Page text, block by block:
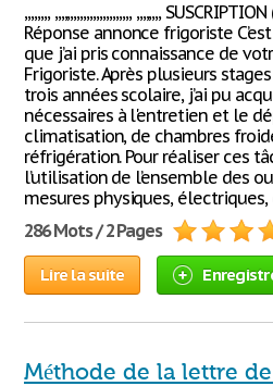
,,,,,,,, ,,,,,,,,,,,,,,,,,,,,,,,, ,,,,,,,,
Réponse annonce frigoriste
que j’ai pris connaissance de
Frigoriste. Après plusieurs
trois années scolaire, j’ai pu
nécessaires à l'entretien et le
climatisation, de chambres
réfrigération. Pour réaliser ces
l’utilisation de l’ensemble des
mesures physiques,
286 Mots / 2 Pages
Lire la suite
Méthode de la lettre